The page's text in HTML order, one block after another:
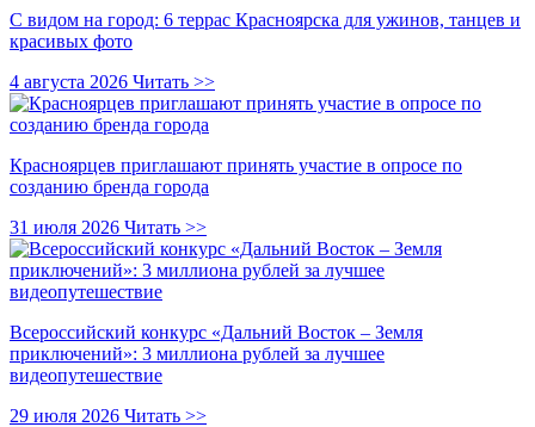
С видом на город: 6 террас Красноярска для ужинов, танцев и
красивых фото
4 августа 2026 Читать >>
Красноярцев приглашают принять участие в опросе по
созданию бренда города
31 июля 2026 Читать >>
Всероссийский конкурс «Дальний Восток – Земля
приключений»: 3 миллиона рублей за лучшее
видеопутешествие
29 июля 2026 Читать >>